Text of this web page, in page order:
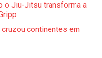
o Jiu-Jitsu transforma a
cruzou continentes em